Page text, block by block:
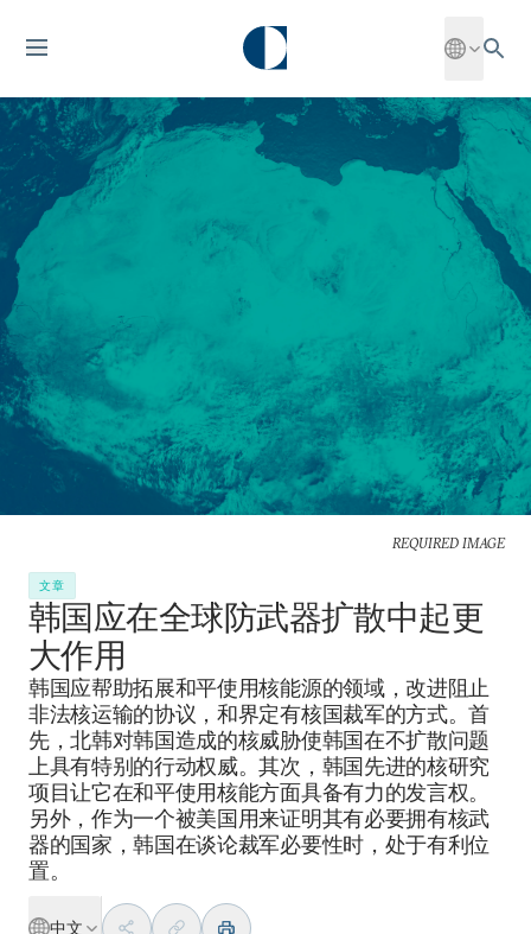
REQUIRED IMAGE
文章
韩国应在全球防武器扩散中起更
大作用
韩国应帮助拓展和平使用核能源的领域，改进阻止
非法核运输的协议，和界定有核国裁军的方式。首
先，北韩对韩国造成的核威胁使韩国在不扩散问题
上具有特别的行动权威。其次，韩国先进的核研究
项目让它在和平使用核能方面具备有力的发言权。
另外，作为一个被美国用来证明其有必要拥有核武
器的国家，韩国在谈论裁军必要性时，处于有利位
置。
中文